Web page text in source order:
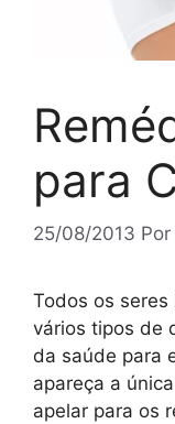
para
25/08/2013 Por
Todos os
vários tipos de
da saúde para
apareça a
apelar para os